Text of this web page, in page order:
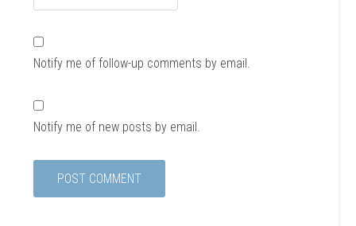
Notify me of follow-up comments by email.
Notify me of new posts by email.